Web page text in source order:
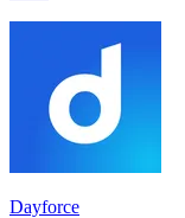
Dayforce